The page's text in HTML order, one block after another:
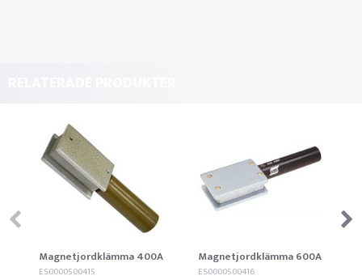
Magnetjordklämma 400A
ES0000500415
Magnetjordklämma 600A
ES0000500416